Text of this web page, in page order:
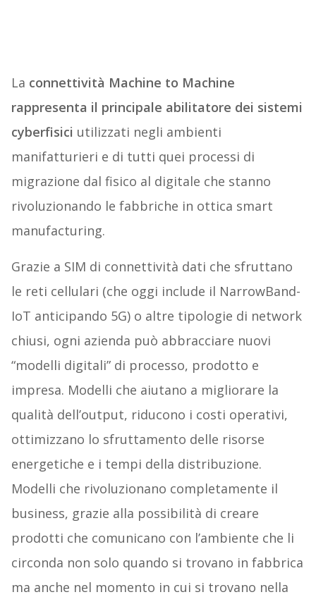
La connettività Machine to Machine
rappresenta il principale abilitatore dei sistemi
cyberfisici utilizzati negli ambienti
manifatturieri e di tutti quei processi di
migrazione dal fisico al digitale che stanno
rivoluzionando le fabbriche in ottica smart
manufacturing.
Grazie a SIM di connettività dati che sfruttano
le reti cellulari (che oggi include il NarrowBand-
IoT anticipando 5G) o altre tipologie di network
chiusi, ogni azienda può abbracciare nuovi
“modelli digitali” di processo, prodotto e
impresa. Modelli che aiutano a migliorare la
qualità dell’output, riducono i costi operativi,
ottimizzano lo sfruttamento delle risorse
energetiche e i tempi della distribuzione.
Modelli che rivoluzionano completamente il
business, grazie alla possibilità di creare
prodotti che comunicano con l’ambiente che li
circonda non solo quando si trovano in fabbrica
ma anche nel momento in cui si trovano nella